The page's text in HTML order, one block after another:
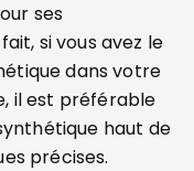
ses
si vous avez le
dans votre
il est préférable
haut de
précises.